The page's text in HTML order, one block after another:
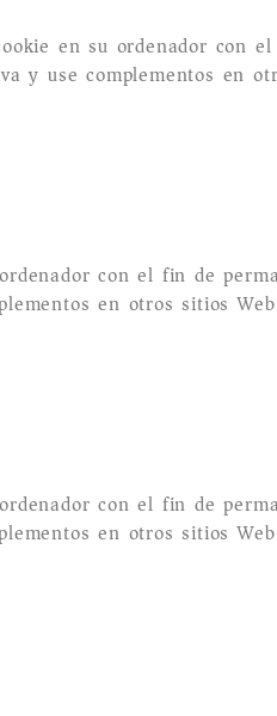
en su ordenador con
y use complementos en
con el fin de
en otros sitios
con el fin de
en otros sitios